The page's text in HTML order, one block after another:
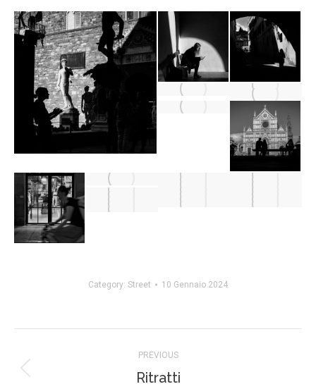
Category: Street 10 Gennaio 2024
navigation
PREVIOUS
Previous
Ritratti